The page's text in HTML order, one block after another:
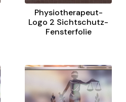
Physiotherapeut-
Logo 2 Sichtschutz-
Fensterfolie